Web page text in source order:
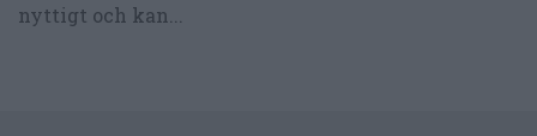
nyttigt och kan...